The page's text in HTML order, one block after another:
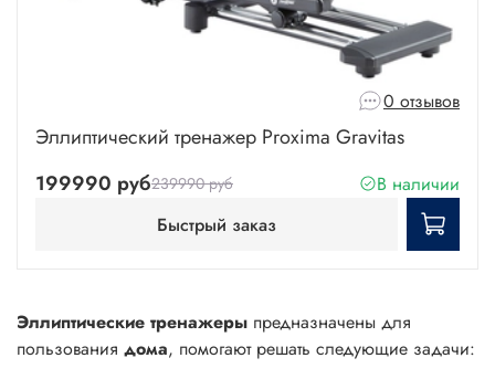
0 отзывов
Эллиптический тренажер Proxima Gravitas
199990 руб239990 руб
В наличии
Быстрый заказ
Эллиптические тренажеры предназначены для
пользования дома, помогают решать следующие задачи: